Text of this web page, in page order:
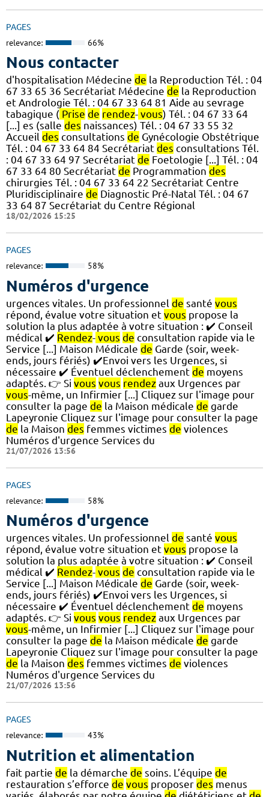
PAGES
relevance: 66%
Nous contacter
d'hospitalisation Médecine de la Reproduction Tél. : 04
67 33 65 36 Secrétariat Médecine de la Reproduction
et Andrologie Tél. : 04 67 33 64 81 Aide au sevrage
tabagique ( Prise de rendez- vous) Tél. : 04 67 33 64
[...] es (salle des naissances) Tél. : 04 67 33 55 32
Accueil des consultations de Gynécologie Obstétrique
Tél. : 04 67 33 64 84 Secrétariat des consultations Tél.
: 04 67 33 64 97 Secrétariat de Foetologie [...] Tél. : 04
67 33 64 80 Secrétariat de Programmation des
chirurgies Tél. : 04 67 33 64 22 Secrétariat Centre
Pluridisciplinaire de Diagnostic Pré-Natal Tél. : 04 67
33 64 87 Secrétariat du Centre Régional
18/02/2026 15:25
PAGES
relevance: 58%
Numéros d'urgence
urgences vitales. Un professionnel de santé vous
répond, évalue votre situation et vous propose la
solution la plus adaptée à votre situation : ✔️ Conseil
médical ✔️ Rendez- vous de consultation rapide via le
Service [...] Maison Médicale de Garde (soir, week-
ends, jours fériés) ✔️Envoi vers les Urgences, si
nécessaire ✔️ Éventuel déclenchement de moyens
adaptés. 👉 Si vous vous rendez aux Urgences par
vous-même, un Infirmier [...] Cliquez sur l'image pour
consulter la page de la Maison médicale de garde
Lapeyronie Cliquez sur l'image pour consulter la page
de la Maison des femmes victimes de violences
Numéros d'urgence Services du
21/07/2026 13:56
PAGES
relevance: 58%
Numéros d'urgence
urgences vitales. Un professionnel de santé vous
répond, évalue votre situation et vous propose la
solution la plus adaptée à votre situation : ✔️ Conseil
médical ✔️ Rendez- vous de consultation rapide via le
Service [...] Maison Médicale de Garde (soir, week-
ends, jours fériés) ✔️Envoi vers les Urgences, si
nécessaire ✔️ Éventuel déclenchement de moyens
adaptés. 👉 Si vous vous rendez aux Urgences par
vous-même, un Infirmier [...] Cliquez sur l'image pour
consulter la page de la Maison médicale de garde
Lapeyronie Cliquez sur l'image pour consulter la page
de la Maison des femmes victimes de violences
Numéros d'urgence Services du
21/07/2026 13:56
PAGES
relevance: 43%
Nutrition et alimentation
fait partie de la démarche de soins. L’équipe de
restauration s’efforce de vous proposer des menus